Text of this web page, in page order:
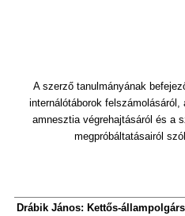
A szerző tanulmányának
internálótáborok felszámolásáról,
amnesztia végrehajtásáról és a
megpróbáltatásairól
Drábik János: Kettős-